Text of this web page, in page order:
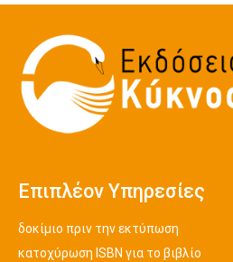
Επιπλέον Υπηρεσίες
δοκίμιο πριν την εκτύπωση
κατοχύρωση ISBN για το βιβλίο